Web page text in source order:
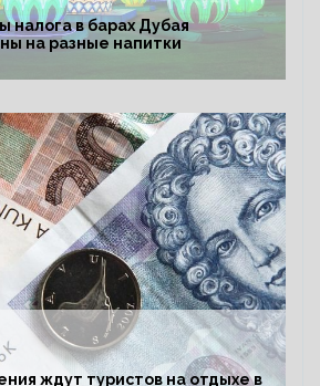
налога в барах Дубая
на разные напитки
ждут туристов на отдыхе в